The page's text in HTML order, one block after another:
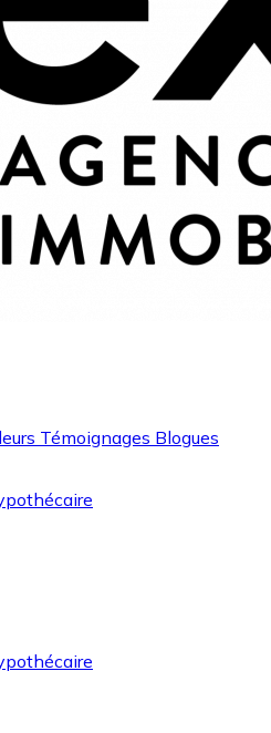
Témoignages Blogues